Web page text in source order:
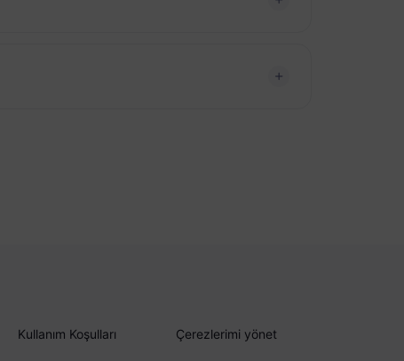
Kullanım Koşulları Çerezlerimi yönet